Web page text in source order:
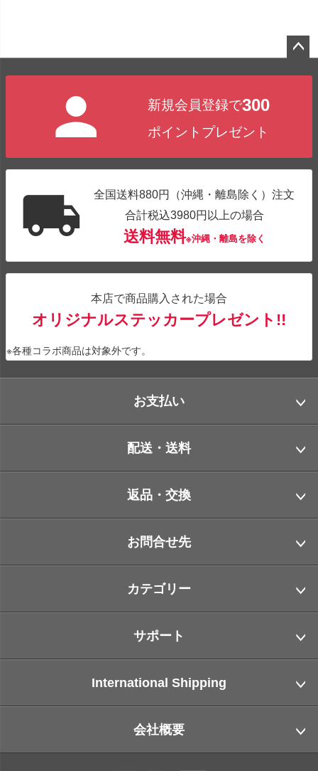
新規会員登録で300
ポイントプレゼント
全国送料880円（沖縄・離島除く）注文
合計税込3980円以上の場合
送料無料※沖縄・離島を除く
本店で商品購入された場合
オリジナルステッカープレゼント!!
※各種コラボ商品は対象外です。
お支払い
配送・送料
返品・交換
お問合せ先
カテゴリー
サポート
International Shipping
会社概要